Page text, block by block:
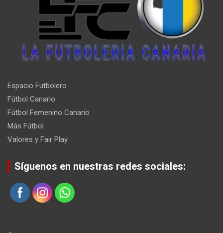
Espacio Futbolero
Fútbol Canario
Fútbol Femenino Canario
Más Fútbol
Valores y Fair Play
Síguenos en nuestras redes sociales: